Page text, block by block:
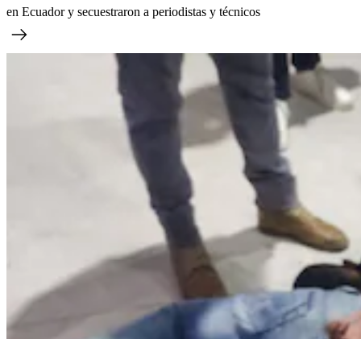
en Ecuador y secuestraron a periodistas y técnicos